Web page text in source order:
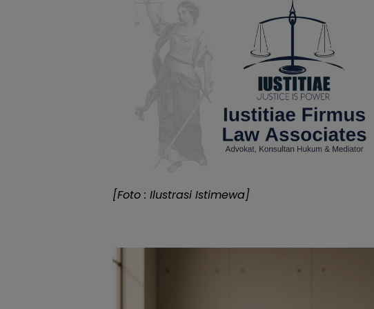
[Foto : Ilustrasi Istimewa]